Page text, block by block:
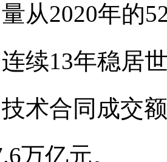
从2020年的
续13年稳居
术合同成交
万亿元。